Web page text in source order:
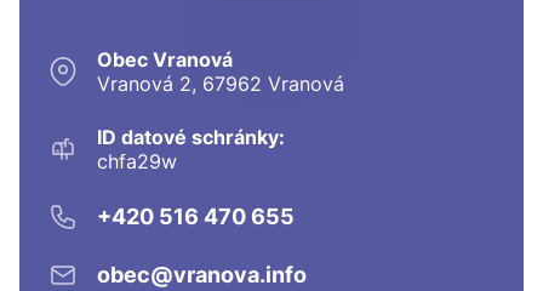
Obec Vranová
Vranová 2, 67962 Vranová
ID datové schránky:
chfa29w
+420 516 470 655
obec@vranova.info